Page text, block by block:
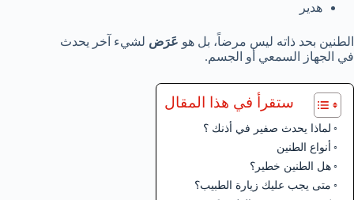
هدير
الطنين بحد ذاته ليس مرضاً، بل هو عَرَض لشيء آخر يحدث
في الجهاز السمعي أو الجسم.
ستقرأ في هذا المقال
لماذا يحدث صفير في أذنك ؟
أنواع الطنين
هل الطنين خطير؟
متى يجب عليك زيارة الطبيب؟